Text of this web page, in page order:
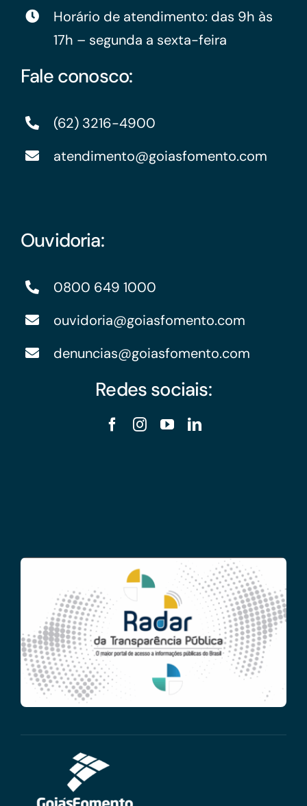
Horário de atendimento: das 9h às
17h – segunda a sexta-feira
Fale conosco:
(62) 3216-4900
atendimento@goiasfomento.com
Ouvidoria:
0800 649 1000
ouvidoria@goiasfomento.com
denuncias@goiasfomento.com
Redes sociais: